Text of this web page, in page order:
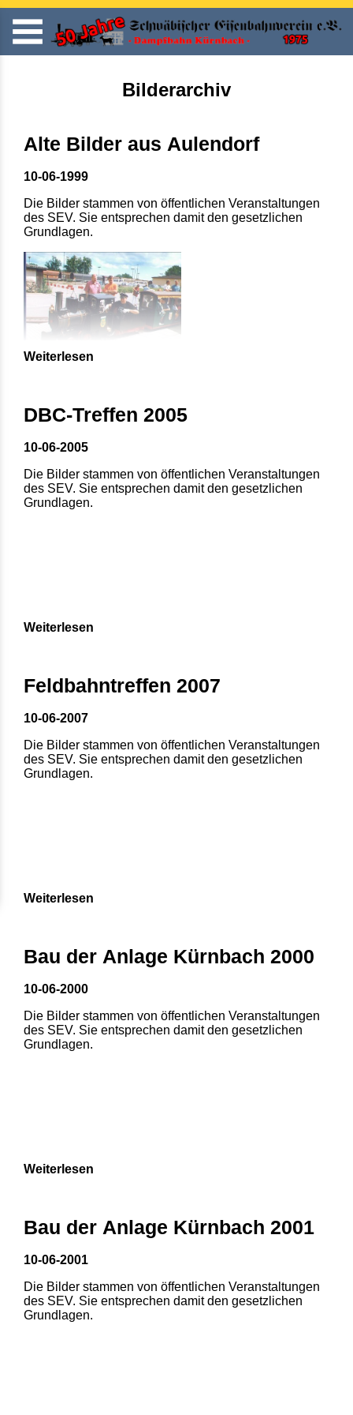
Bilderarchiv
Alte Bilder aus Aulendorf
10-06-1999
Die Bilder stammen von öffentlichen Veranstaltungen
des SEV. Sie entsprechen damit den gesetzlichen
Grundlagen.
Weiterlesen
DBC-Treffen 2005
10-06-2005
Die Bilder stammen von öffentlichen Veranstaltungen
des SEV. Sie entsprechen damit den gesetzlichen
Grundlagen.
Weiterlesen
Feldbahntreffen 2007
10-06-2007
Die Bilder stammen von öffentlichen Veranstaltungen
des SEV. Sie entsprechen damit den gesetzlichen
Grundlagen.
Weiterlesen
Bau der Anlage Kürnbach 2000
10-06-2000
Die Bilder stammen von öffentlichen Veranstaltungen
des SEV. Sie entsprechen damit den gesetzlichen
Grundlagen.
Weiterlesen
Bau der Anlage Kürnbach 2001
10-06-2001
Die Bilder stammen von öffentlichen Veranstaltungen
des SEV. Sie entsprechen damit den gesetzlichen
Grundlagen.